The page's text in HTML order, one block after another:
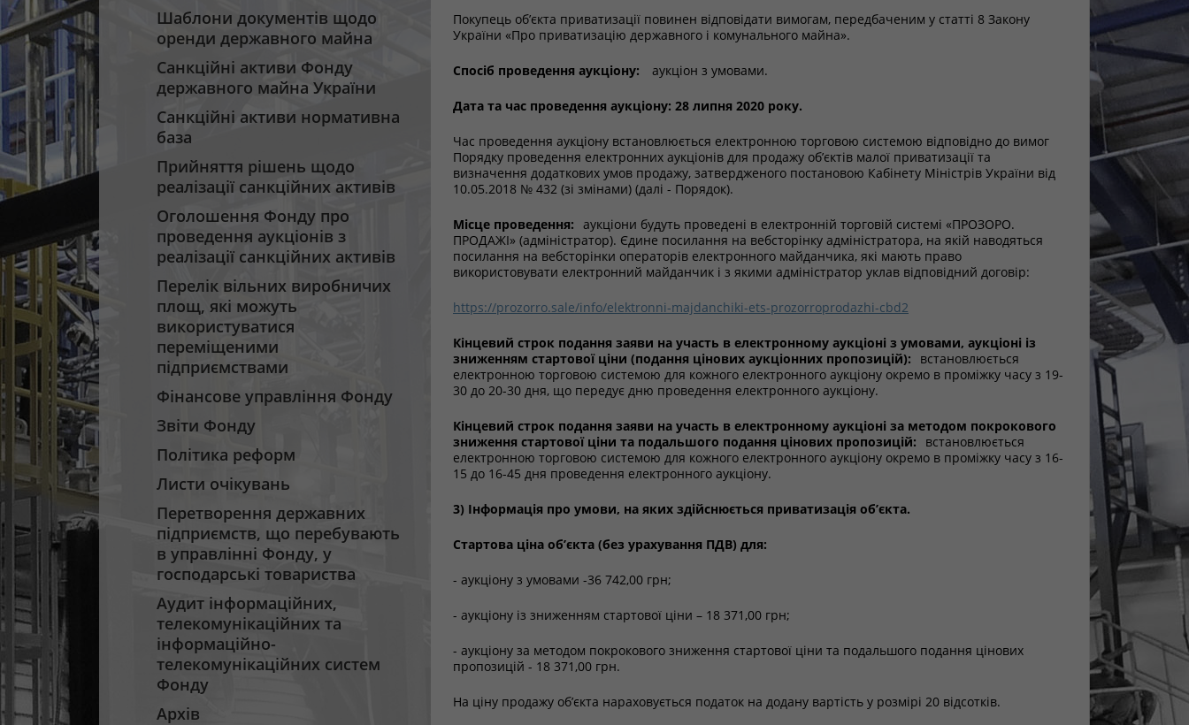
Шаблони документів щодо
оренди державного майна
Санкційні активи Фонду
державного майна України
Санкційні активи нормативна
база
Прийняття рішень щодо
реалізації санкційних активів
Оголошення Фонду про
проведення аукціонів з
реалізації санкційних активів
Перелік вільних виробничих
площ, які можуть
використуватися
переміщеними
підприємствами
Фінансове управління Фонду
Звіти Фонду
Політика реформ
Листи очікувань
Перетворення державних
підприємств, що перебувають
в управлінні Фонду, у
господарські товариства
Аудит інформаційних,
телекомунікаційних та
інформаційно-
телекомунікаційних систем
Фонду
Архів
Покупець об’єкта приватизації повинен відповідати вимогам, передбаченим у статті 8 Закону
України «Про приватизацію державного і комунального майна».
Спосіб проведення аукціону: аукціон з умовами.
Дата та час проведення аукціону: 28 липня 2020 року.
Час проведення аукціону встановлюється електронною торговою системою відповідно до вимог
Порядку проведення електронних аукціонів для продажу об’єктів малої приватизації та
визначення додаткових умов продажу, затвердженого постановою Кабінету Міністрів України від
10.05.2018 № 432 (зі змінами) (далі - Порядок).
Місце проведення: аукціони будуть проведені в електронній торговій системі «ПРОЗОРО.
ПРОДАЖІ» (адміністратор). Єдине посилання на вебсторінку адміністратора, на якій наводяться
посилання на вебсторінки операторів електронного майданчика, які мають право
використовувати електронний майданчик і з якими адміністратор уклав відповідний договір:
https://prozorro.sale/info/elektronni-majdanchiki-ets-prozorroprodazhi-cbd2
Кінцевий строк подання заяви на участь в електронному аукціоні з умовами, аукціоні із
зниженням стартової ціни (подання цінових аукціонних пропозицій):
встановлюється
електронною торговою системою для кожного електронного аукціону окремо в проміжку часу з 19-
30 до 20-30 дня, що передує дню проведення електронного аукціону.
Кінцевий строк подання заяви на участь в електронному аукціоні за методом покрокового
зниження стартової ціни та подальшого подання цінових пропозицій:
встановлюється
електронною торговою системою для кожного електронного аукціону окремо в проміжку часу з 16-
15 до 16-45 дня проведення електронного аукціону.
3) Інформація про умови, на яких здійснюється приватизація об’єкта.
Стартова ціна об’єкта (без урахування ПДВ) для:
- аукціону з умовами -36 742,00 грн;
- аукціону із зниженням стартової ціни – 18 371,00 грн;
- аукціону за методом покрокового зниження стартової ціни та подальшого подання цінових
пропозицій - 18 371,00 грн.
На ціну продажу об’єкта нараховується податок на додану вартість у розмірі 20 відсотків.